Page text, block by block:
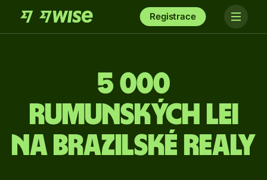
Registrace
5 000
rumunských lei
na brazilské realy